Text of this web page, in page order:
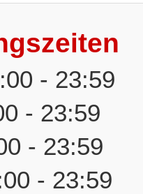
- 23:59
- 23:59
- 23:59
- 23:59